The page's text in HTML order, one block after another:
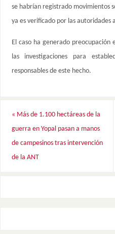
se habrían registrado movimientos
ya es verificado por las autoridades
El caso ha generado
las investigaciones para
responsables de este hecho.
« Más de 1.100 hectáreas de la
guerra en Yopal pasan a manos
de campesinos tras intervención
de la ANT